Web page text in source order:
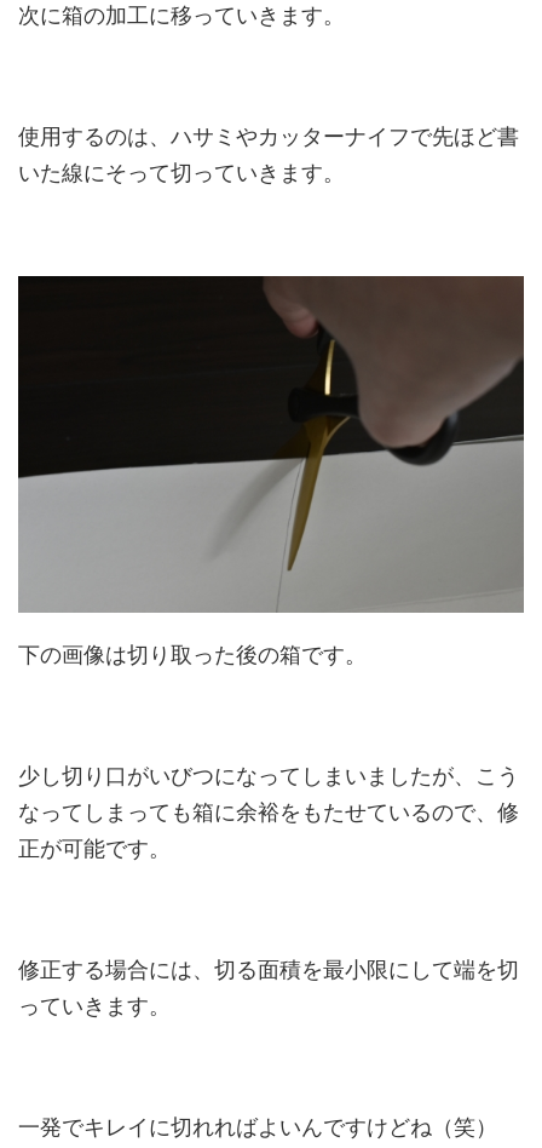
次に箱の加工に移っていきます。
使用するのは、ハサミやカッターナイフで先ほど書
いた線にそって切っていきます。
下の画像は切り取った後の箱です。
少し切り口がいびつになってしまいましたが、こう
なってしまっても箱に余裕をもたせているので、修
正が可能です。
修正する場合には、切る面積を最小限にして端を切
っていきます。
一発でキレイに切れればよいんですけどね（笑）